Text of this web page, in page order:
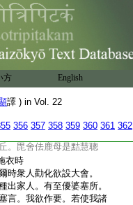
方 English
譯 ) in Vol. 22
356 357 358 359 360 361 362
病不損。佛言。從今日聽
佉鹿母年年請僧
有六十病比丘。來到其
阿闍梨祇洹精舍有五百
。正有六十比丘來。諸比
制戒不得處處食。唯聽
來。毘舍佉鹿母言。阿闍
限。若食我食者。我當
施衣。阿闍梨。此 23 施衣
。毘舍佉鹿母是黠慧聰
衣時
時衆人勸化欲設大會。
出家人。有至優婆塞所。
言。我欲作要。若使我諸